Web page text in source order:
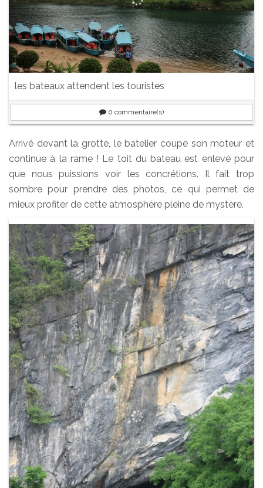
les bateaux attendent les touristes
0 commentaire(s)
Arrivé devant la grotte, le batelier coupe son moteur et
continue à la rame ! Le toit du bateau est enlevé pour
que nous puissions voir les concrétions. Il fait trop
sombre pour prendre des photos, ce qui permet de
mieux profiter de cette atmosphère pleine de mystère.